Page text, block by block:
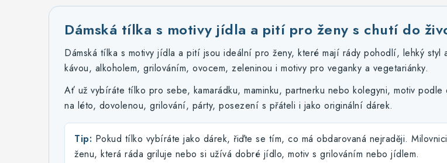
Dámská tílka s motivy jídla a pití pro ženy s chutí do
Dámská tílka s motivy jídla a pití jsou ideální pro ženy, které mají rády pohodlí, lehký
kávou, alkoholem, grilováním, ovocem, zeleninou i motivy pro veganky a vegetariánky.
Ať už vybíráte tílko pro sebe, kamarádku, maminku, partnerku nebo kolegyni, motiv
na léto, dovolenou, grilování, párty, posezení s přáteli i jako originální dárek.
Tip: Pokud tílko vybíráte jako dárek, řiďte se tím, co má obdarovaná nejraději.
ženu, která ráda griluje nebo si užívá dobré jídlo, motiv s grilováním nebo jídlem.